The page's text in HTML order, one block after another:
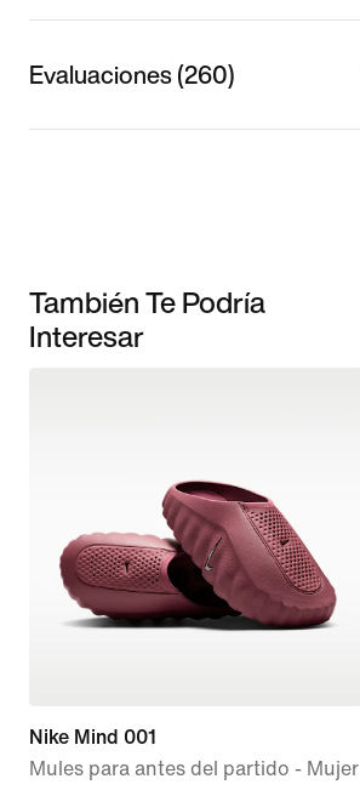
Evaluaciones (260)
También Te Podría
Interesar
Nike Mind 001
Mules para antes del partido - Mujer